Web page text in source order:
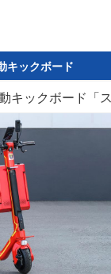
キックボード